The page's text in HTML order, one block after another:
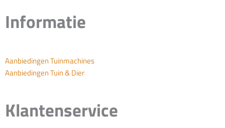
Informatie
Aanbiedingen Tuinmachines
Aanbiedingen Tuin & Dier
Klantenservice